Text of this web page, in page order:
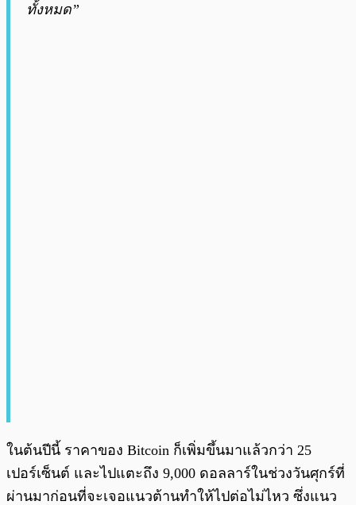
ทั้งหมด”
ในต้นปีนี้ ราคาของ Bitcoin ก็เพิ่มขึ้นมาแล้วกว่า 25
เปอร์เซ็นต์ และไปแตะถึง 9,000 ดอลลาร์ในช่วงวันศุกร์ที่
ผ่านมาก่อนที่จะเจอแนวต้านทำให้ไปต่อไม่ไหว ซึ่งแนว